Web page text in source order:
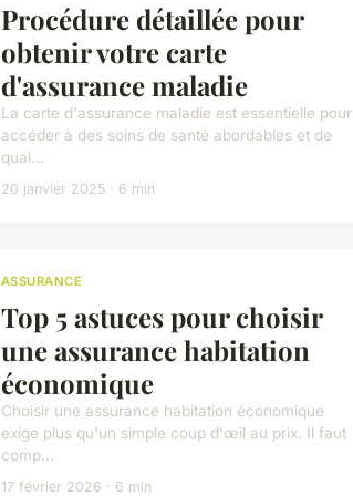
Procédure détaillée pour
obtenir votre carte
d'assurance maladie
La carte d'assurance maladie est essentielle pour
accéder à des soins de santé abordables et de
qual...
20 janvier 2025 · 6 min
ASSURANCE
Top 5 astuces pour choisir
une assurance habitation
économique
Choisir une assurance habitation économique
exige plus qu'un simple coup d'œil au prix. Il faut
comp...
17 février 2026 · 6 min